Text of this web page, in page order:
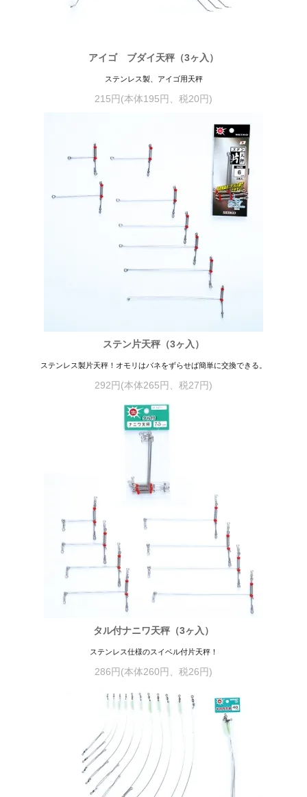
アイゴ ブダイ天秤（3ヶ入）
ステンレス製、アイゴ用天秤
215円(本体195円、税20円)
ステン片天秤（3ヶ入）
ステンレス製片天秤！オモリはバネをずらせば簡単に交換できる。
292円(本体265円、税27円)
タル付ナニワ天秤（3ヶ入）
ステンレス仕様のスイベル付片天秤！
286円(本体260円、税26円)